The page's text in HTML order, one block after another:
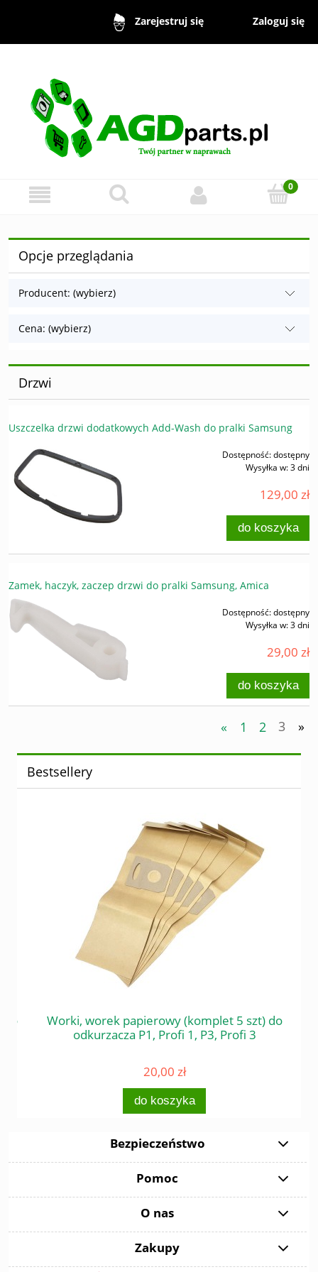
Zarejestruj się Zaloguj się
Opcje przeglądania
Producent: (wybierz)
Cena: (wybierz)
Drzwi
Uszczelka drzwi dodatkowych Add-Wash do pralki Samsung
Dostępność:dostępny
Wysyłka w:3 dni
129,00 zł
do koszyka
Zamek, haczyk, zaczep drzwi do pralki Samsung, Amica
Dostępność:dostępny
Wysyłka w:3 dni
29,00 zł
do koszyka
« 1 2 3 »
Bestsellery
Worki, worek papierowy (komplet 5 szt) do
odkurzacza P1, Profi 1, P3, Profi 3
20,00 zł
do koszyka
Bezpieczeństwo
Pomoc
O nas
Zakupy